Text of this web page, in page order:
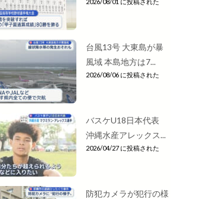
台風13号 大東島が暴
風域 本島地方は7...
2026/08/06 に投稿された
バスケU18日本代表
沖縄水産アレックス...
2026/04/27 に投稿された
防犯カメラが犯行の様